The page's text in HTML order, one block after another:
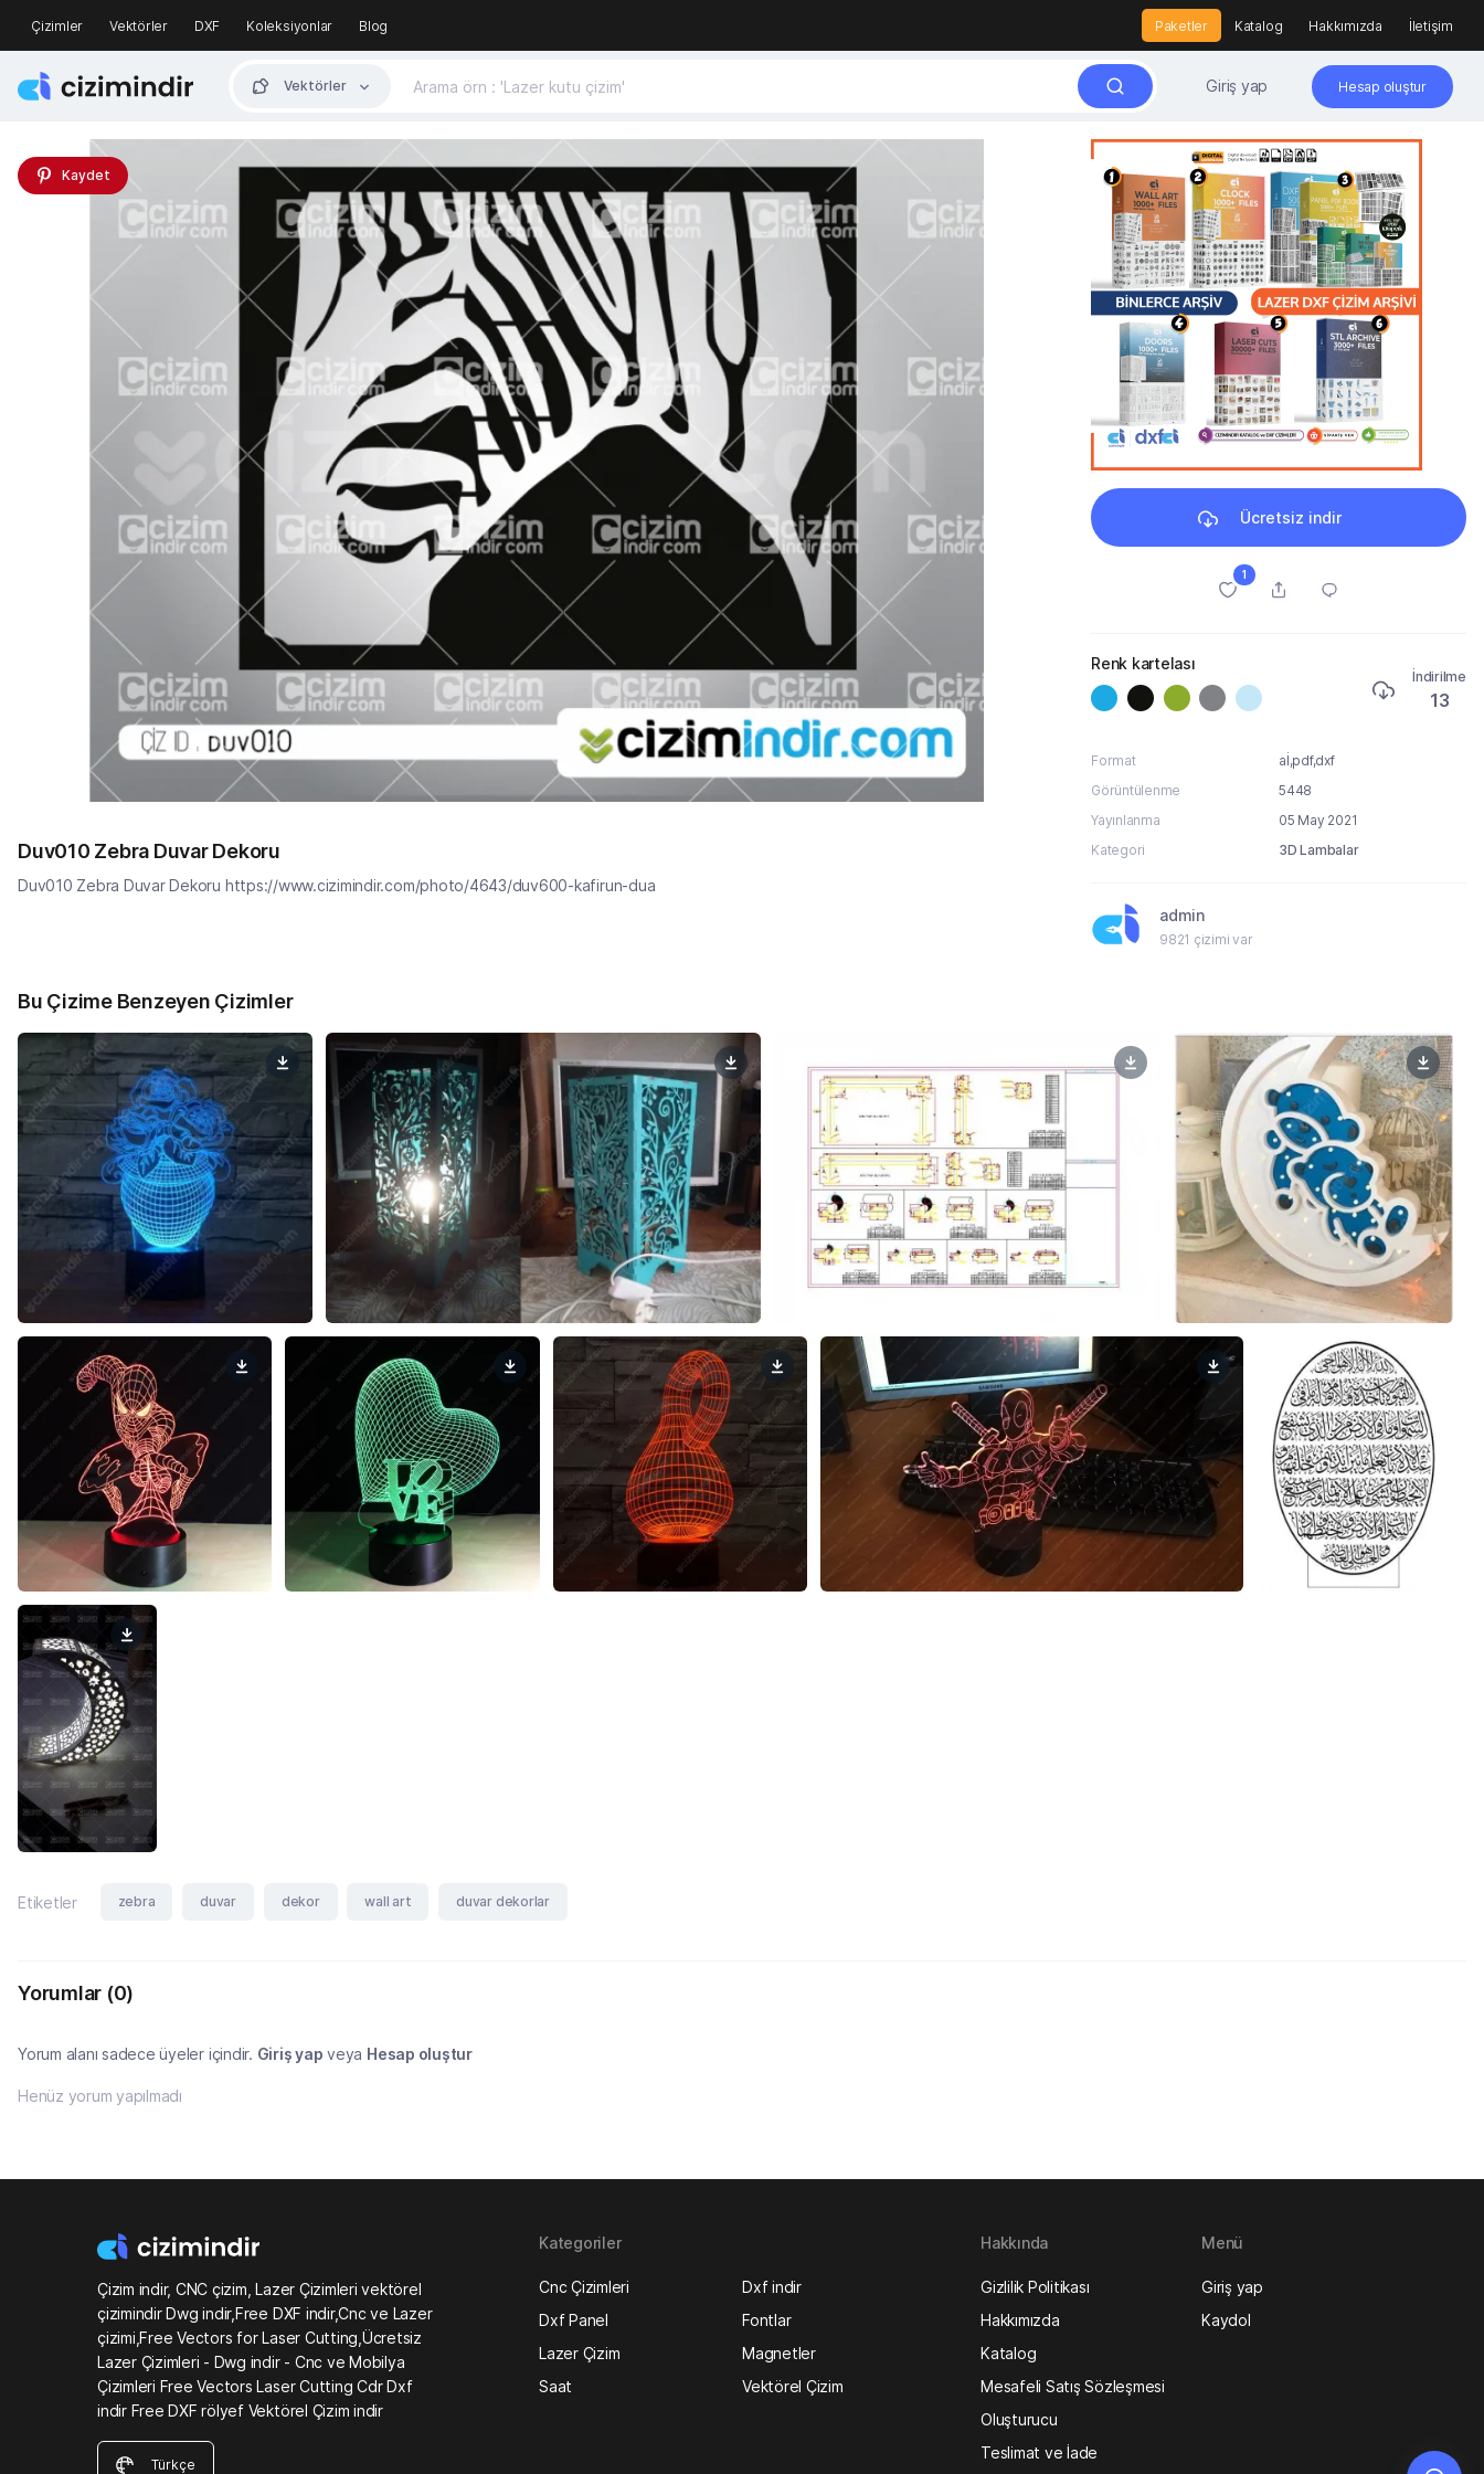
Çizimler Vektörler DXF Koleksiyonlar Blog Paketler Katalog Hakkımızda İletişim
Vektörler Giriş yap Hesap oluştur
Kaydet
Duv010 Zebra Duvar Dekoru
Duv010 Zebra Duvar Dekoru https://www.cizimindir.com/photo/4643/duv600-kafirun-dua
Ücretsiz indir
1
Renk kartelası
İndirilme
13
Format
aİ,pdf,dxf
Görüntülenme
5448
Yayınlanma
05 May 2021
Kategori
3D Lambalar
admin
9821 çizimi var
Bu Çizime Benzeyen Çizimler
Etiketler zebra duvar dekor wall art duvar dekorlar
Yorumlar (0)
Yorum alanı sadece üyeler içindir. Giriş yap veya Hesap oluştur
Henüz yorum yapılmadı
Çizim indir, CNC çizim, Lazer Çizimleri vektörel
çizimindir Dwg indir,Free DXF indir,Cnc ve Lazer
çizimi,Free Vectors for Laser Cutting,Ücretsiz
Lazer Çizimleri - Dwg indir - Cnc ve Mobilya
Çizimleri Free Vectors Laser Cutting Cdr Dxf
indir Free DXF rölyef Vektörel Çizim indir
Türkçe
Kategoriler
Cnc Çizimleri
Dxf indir
Dxf Panel
Fontlar
Lazer Çizim
Magnetler
Saat
Vektörel Çizim
Hakkında
Gizlilik Politikası
Hakkımızda
Katalog
Mesafeli Satış Sözleşmesi
Oluşturucu
Teslimat ve İade
Menü
Giriş yap
Kaydol